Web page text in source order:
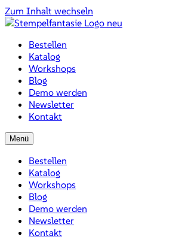
Zum Inhalt wechseln
Bestellen
Katalog
Workshops
Blog
Demo werden
Newsletter
Kontakt
Menü
Bestellen
Katalog
Workshops
Blog
Demo werden
Newsletter
Kontakt